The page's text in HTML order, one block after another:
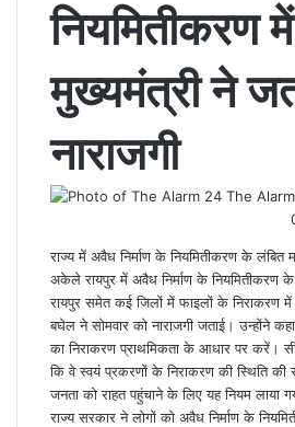
नियमितीकरण
मुख्यमंत्री ने
नाराजगी
The
राज्य में अवैध निर्माण के नियमितीकरण के लंबित
अकेले रायपुर में अवैध निर्माण के
रायपुर समेत कई जिलों में फाइलों के निराकरण में
बघेल ने सोमवार को नाराजगी जताई। उन्होंने
का निराकरण प्राथमिकता के आधार पर करें।
कि वे स्वयं प्रकरणों के निराकरण की स्थिति की
जनता को राहत पहुंचाने के लिए यह नियम लाया
राज्य सरकार ने लोगों को अवैध निर्माण के